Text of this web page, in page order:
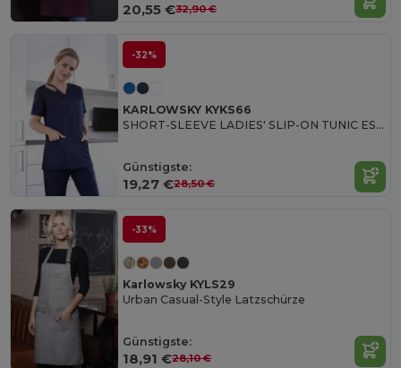
20,55 €32,90 €
-32%
KARLOWSKY KYKS66
SHORT-SLEEVE LADIES' SLIP-ON TUNIC ESSENTIAL
Günstigste:
19,27 €28,50 €
-33%
Karlowsky KYLS29
Urban Casual-Style Latzschürze
Günstigste:
18,91 €28,10 €